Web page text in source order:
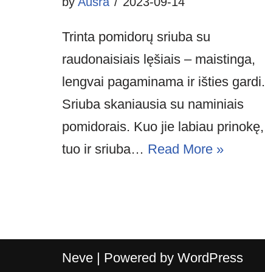
Trinta pomidorų sriuba su
raudonaisiais lęšiais – maistinga,
lengvai pagaminama ir išties gardi.
Sriuba skaniausia su naminiais
pomidorais. Kuo jie labiau prinokę,
tuo ir sriuba… Read More »
Neve | Powered by WordPress